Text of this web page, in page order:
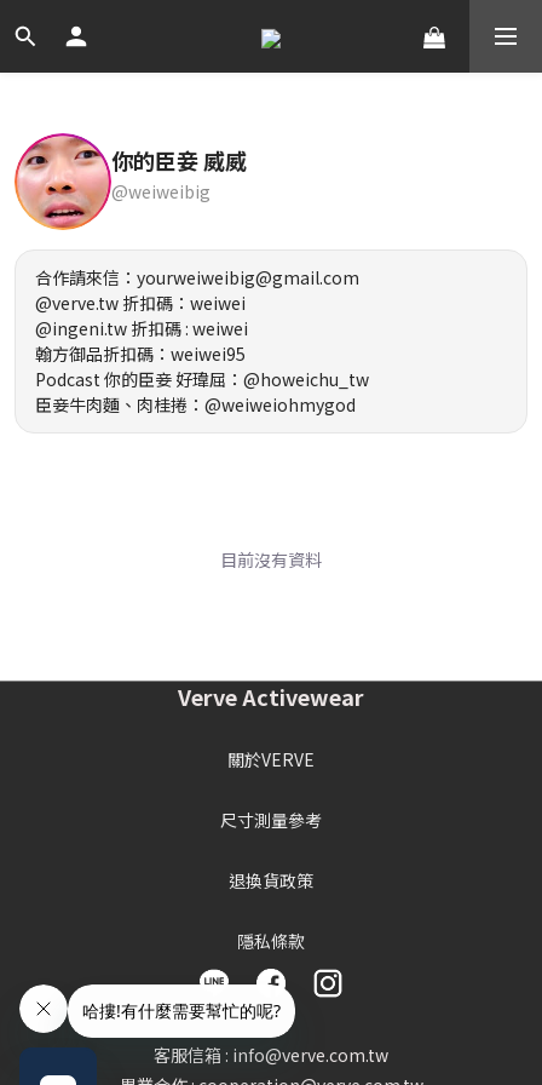
你的臣妾 威威
@weiweibig
合作請來信：yourweiweibig@gmail.com
@verve.tw 折扣碼：weiwei
@ingeni.tw 折扣碼 : weiwei
翰方御品折扣碼：weiwei95
Podcast 你的臣妾 好瑋屈：@howeichu_tw
臣妾牛肉麵、肉桂捲：@weiweiohmygod
目前沒有資料
Verve Activewear
關於VERVE
尺寸測量參考
退換貨政策
隱私條款
客服信箱 : info@verve.com.tw